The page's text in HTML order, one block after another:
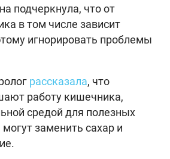
подчеркнула, что от
в том числе зависит
игнорировать проблемы
рассказала, что
работу кишечника,
средой для полезных
заменить сахар и